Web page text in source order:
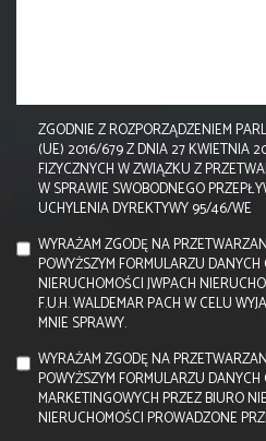
ZGODNIE Z ROZPORZĄDZENIEM
(UE) 2016/679 Z DNIA 27 KWIETNIA
FIZYCZNYCH W ZWIĄZKU Z
W SPRAWIE SWOBODNEGO
UCHYLENIA DYREKTYWY 95/46/WE
WYRAŻAM ZGODĘ NA
POWYŻSZYM FORMULARZU
NIERUCHOMOŚCI JWPACH
F.U.H. WALDEMAR PACH W CELU
MNIE SPRAWY.
WYRAŻAM ZGODĘ NA
POWYŻSZYM FORMULARZU
MARKETINGOWYCH PRZEZ BIURO
NIERUCHOMOŚCI PROWADZONE